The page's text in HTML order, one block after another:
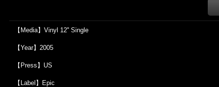
【Media】Vinyl 12'' Single
【Year】2005
【Press】US
【Label】Epic